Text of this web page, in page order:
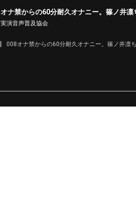
オナ禁からの60分耐久オナニー。篠ノ井凛
実演音声普及協会
008オナ禁からの60分耐久オナニー。篠ノ井凛